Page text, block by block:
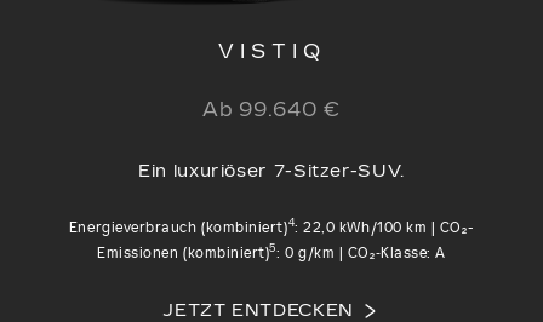
VISTIQ
Ab 99.640 €
Ein luxuriöser 7-Sitzer-SUV.
Energieverbrauch (kombiniert)4: 22,0 kWh/100 km | CO₂-
Emissionen (kombiniert)5: 0 g/km | CO₂‑Klasse: A
JETZT ENTDECKEN